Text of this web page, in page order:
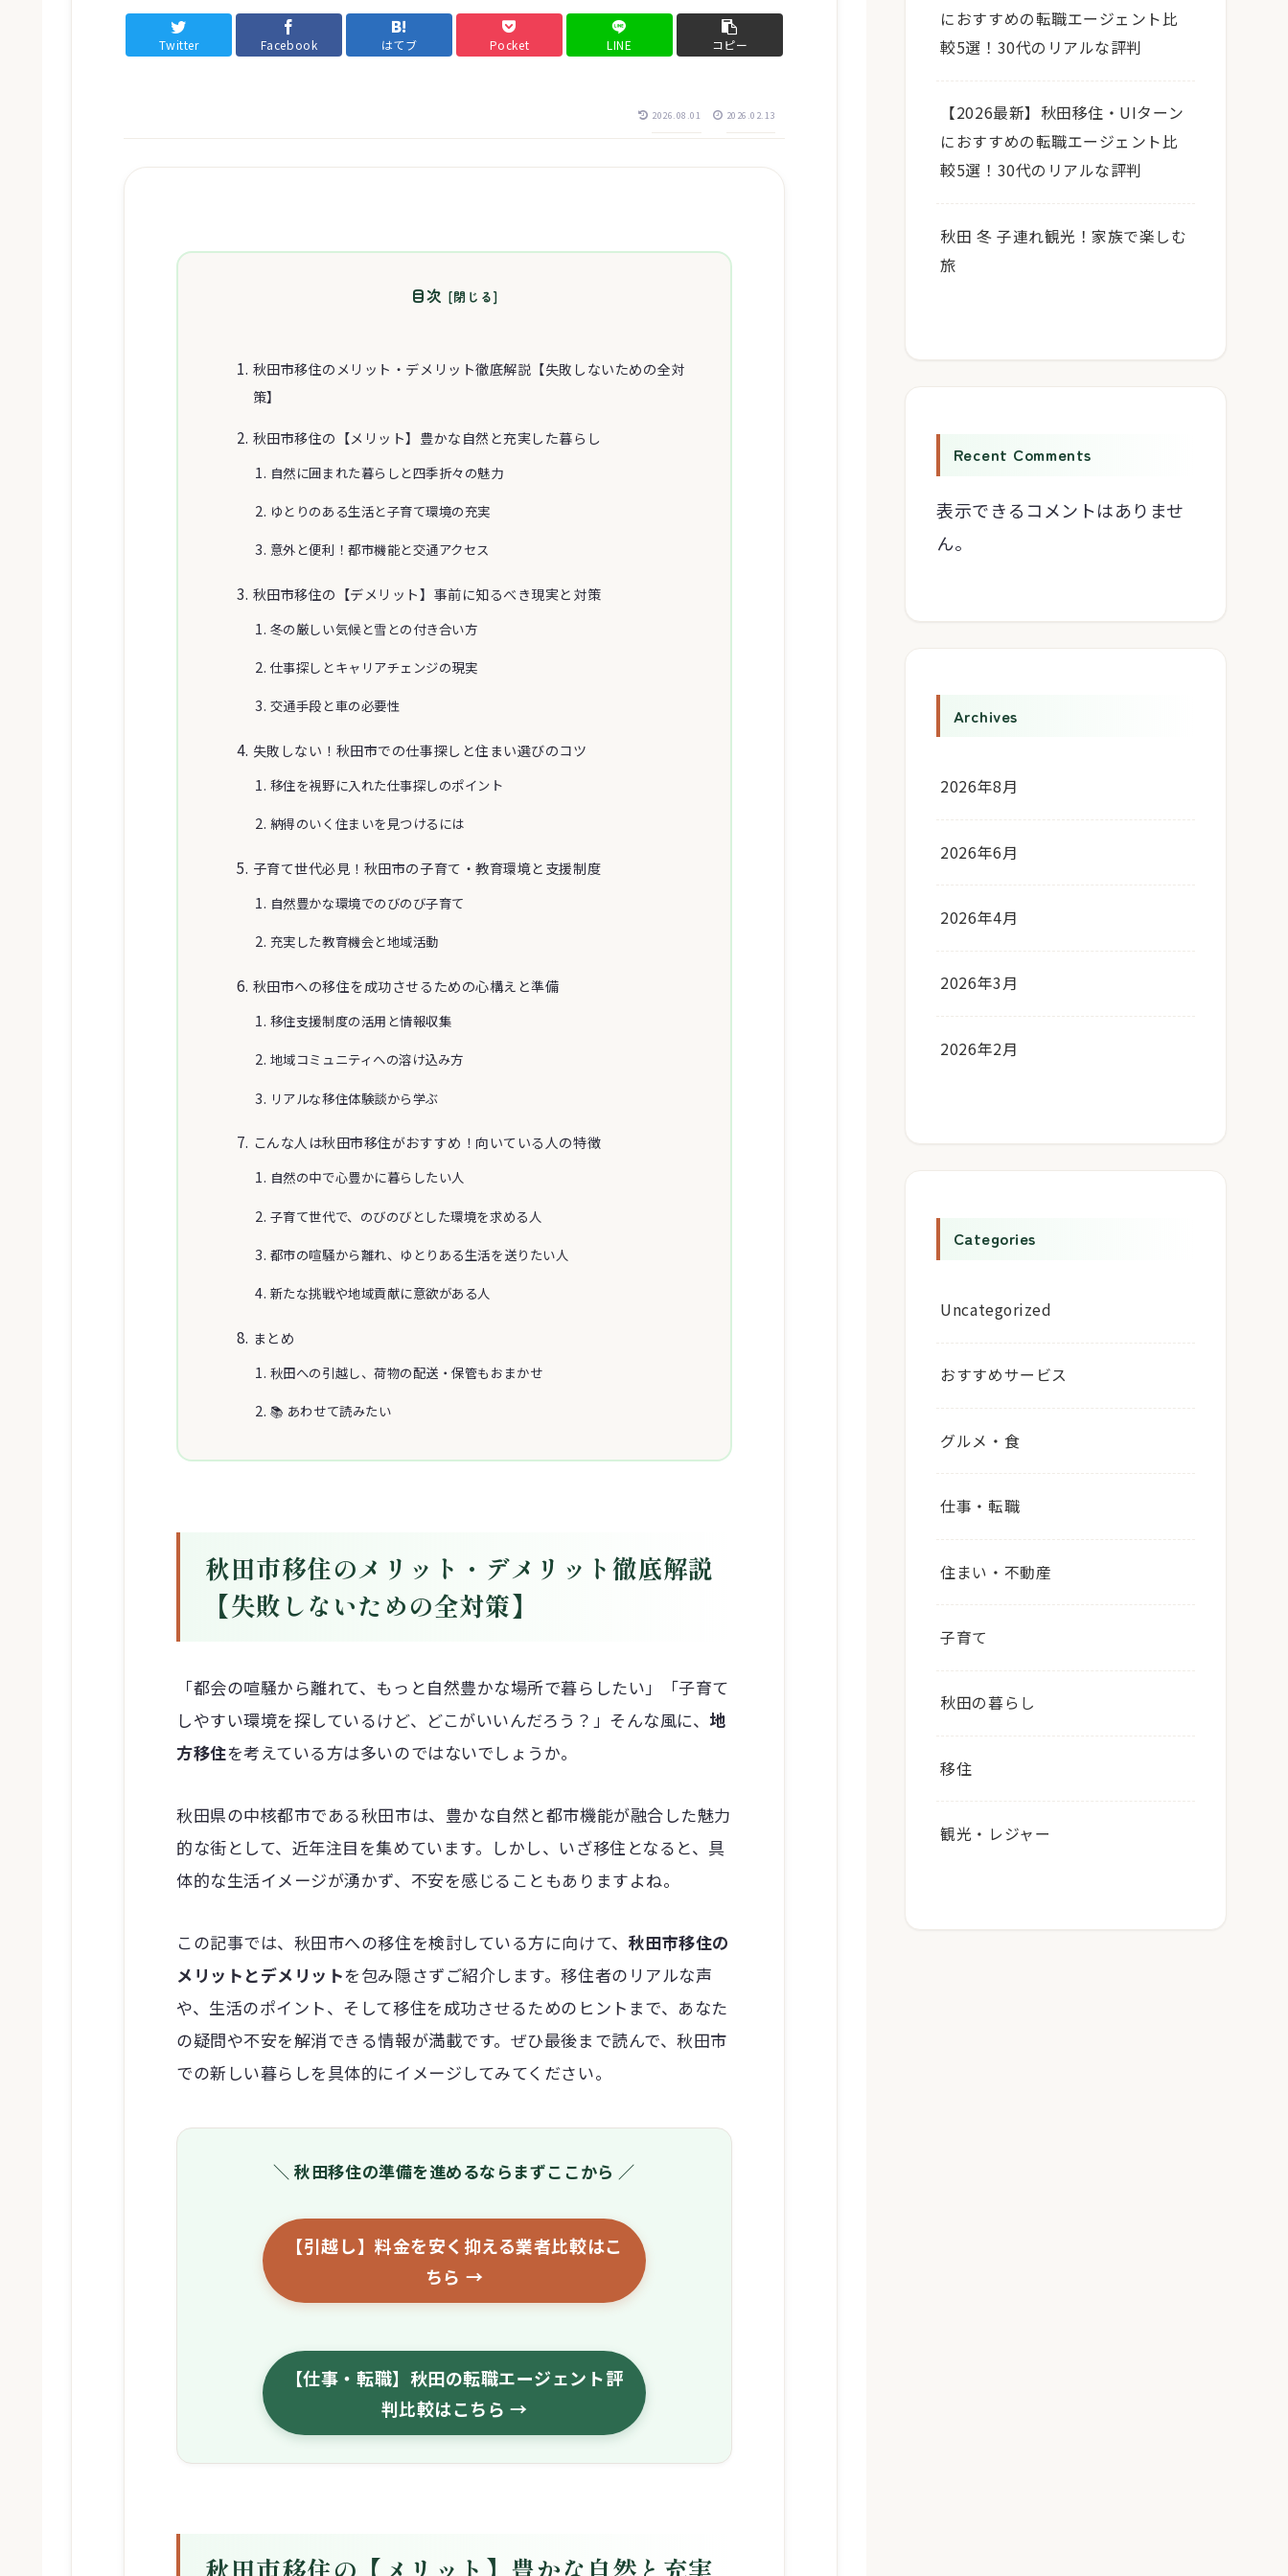
Twitter Facebook はてブ Pocket LINE コピー
2026.08.01 2026.02.13
目次
秋田市移住のメリット・デメリット徹底解説【失敗しないための全対
策】
秋田市移住の【メリット】豊かな自然と充実した暮らし
自然に囲まれた暮らしと四季折々の魅力
ゆとりのある生活と子育て環境の充実
意外と便利！都市機能と交通アクセス
秋田市移住の【デメリット】事前に知るべき現実と対策
冬の厳しい気候と雪との付き合い方
仕事探しとキャリアチェンジの現実
交通手段と車の必要性
失敗しない！秋田市での仕事探しと住まい選びのコツ
移住を視野に入れた仕事探しのポイント
納得のいく住まいを見つけるには
子育て世代必見！秋田市の子育て・教育環境と支援制度
自然豊かな環境でのびのび子育て
充実した教育機会と地域活動
秋田市への移住を成功させるための心構えと準備
移住支援制度の活用と情報収集
地域コミュニティへの溶け込み方
リアルな移住体験談から学ぶ
こんな人は秋田市移住がおすすめ！向いている人の特徴
自然の中で心豊かに暮らしたい人
子育て世代で、のびのびとした環境を求める人
都市の喧騒から離れ、ゆとりある生活を送りたい人
新たな挑戦や地域貢献に意欲がある人
まとめ
秋田への引越し、荷物の配送・保管もおまかせ
📚 あわせて読みたい
秋田市移住のメリット・デメリット徹底解説
【失敗しないための全対策】
「都会の喧騒から離れて、もっと自然豊かな場所で暮らしたい」「子育て
しやすい環境を探しているけど、どこがいいんだろう？」そんな風に、 地
方移住を考えている方は多いのではないでしょうか。
秋田県の中核都市である秋田市は、豊かな自然と都市機能が融合した魅力
的な街として、近年注目を集めています。しかし、いざ移住となると、具
体的な生活イメージが湧かず、不安を感じることもありますよね。
この記事では、秋田市への移住を検討している方に向けて、 秋田市移住の
メリットとデメリットを包み隠さずご紹介します。移住者のリアルな声
や、生活のポイント、そして移住を成功させるためのヒントまで、あなた
の疑問や不安を解消できる情報が満載です。ぜひ最後まで読んで、秋田市
での新しい暮らしを具体的にイメージしてみてください。
＼ 秋田移住の準備を進めるならまずここから ／
【引越し】料金を安く抑える業者比較はこ
ちら →
【仕事・転職】秋田の転職エージェント評
判比較はこちら →
におすすめの転職エージェント比
較5選！30代のリアルな評判
【2026最新】秋田移住・UIターン
におすすめの転職エージェント比
較5選！30代のリアルな評判
秋田 冬 子連れ観光！家族で楽しむ
旅
Recent Comments
表示できるコメントはありませ
ん。
Archives
2026年8月
2026年6月
2026年4月
2026年3月
2026年2月
Categories
Uncategorized
おすすめサービス
グルメ・食
仕事・転職
住まい・不動産
子育て
秋田の暮らし
移住
観光・レジャー